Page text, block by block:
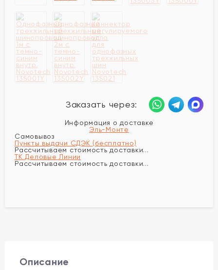
Заказать через:
Информация о доставке
Эль-Монте
Самовывоз
Пункты выдачи СДЭК (бесплатно)
Рассчитываем стоимость доставки...
ТК Деловые Линии
Рассчитываем стоимость доставки...
Описание